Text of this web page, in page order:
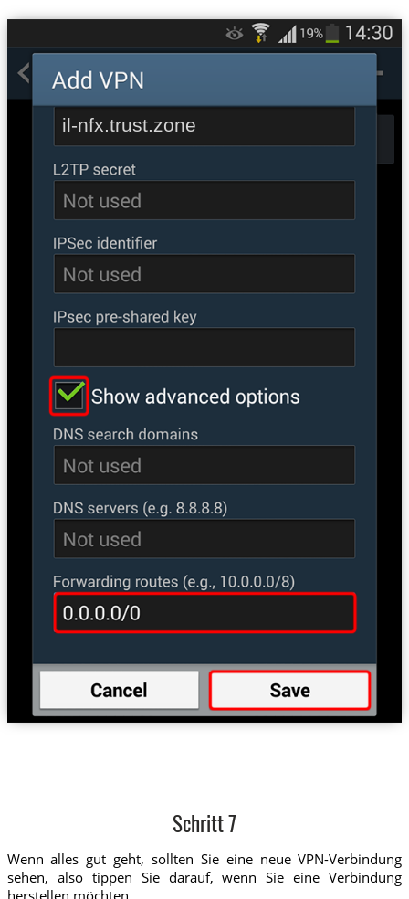
il-nfx.trust.zone
Schritt 7
Wenn alles gut geht, sollten Sie eine neue VPN-Verbindung
sehen, also tippen Sie darauf, wenn Sie eine Verbindung